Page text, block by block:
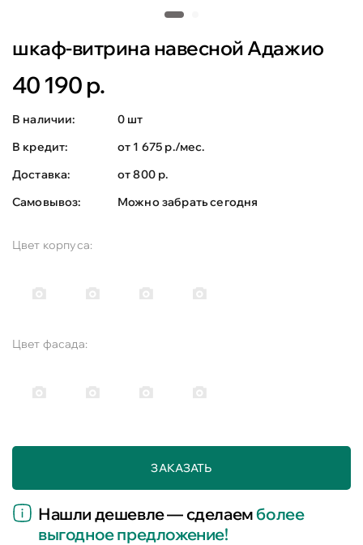
шкаф-витрина навесной Адажио
40 190 р.
В наличии:
0 шт
В кредит:
от 1 675 р./мес.
Доставка:
от 800 р.
Самовывоз:
Можно забрать сегодня
Цвет корпуса:
Цвет фасада:
ЗАКАЗАТЬ
Нашли дешевле — сделаемболее
выгодное предложение!